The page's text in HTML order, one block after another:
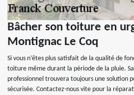
Bâcher son toiture en
Montignac Le Coq
Si vous n’êtes plus satisfait de la qualité de
toiture même durant la période de la pluie.
professionnel trouvera toujours une solution
sécurisée. Contactez-nous vite pour la